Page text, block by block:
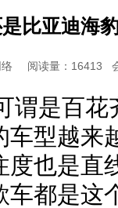
比亚迪海
阅读量：16413
谓是百
车型越来
也是直
车都是这